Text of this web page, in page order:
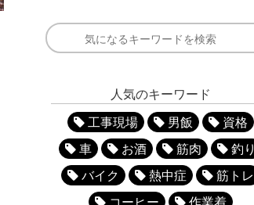
人気のキーワード
工事現場
男飯
資格
車
お酒 筋肉
釣り
バイク
熱中症
筋トレ